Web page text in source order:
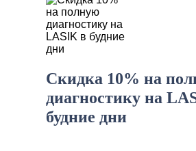
Скидка 10% на
диагностику на
будние дни